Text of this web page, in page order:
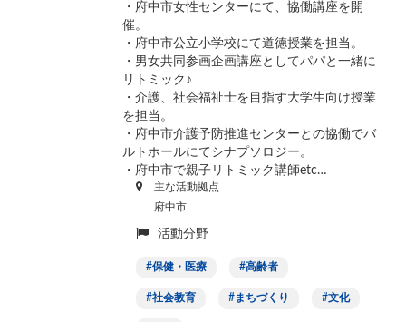
・府中市女性センターにて、協働講座を開
催。
・府中市公立小学校にて道徳授業を担当。
・男女共同参画企画講座としてパパと一緒に
リトミック♪
・介護、社会福祉士を目指す大学生向け授業
を担当。
・府中市介護予防推進センターとの協働でバ
ルトホールにてシナプソロジー。
・府中市で親子リトミック講師etc…
主な活動拠点
府中市
活動分野
保健・医療 高齢者
社会教育 まちづくり 文化